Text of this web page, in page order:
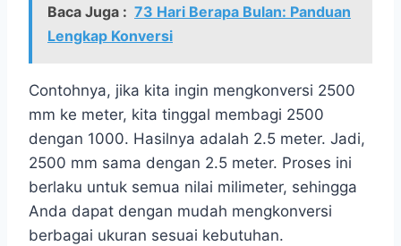
Baca Juga : 73 Hari Berapa Bulan: Panduan
Lengkap Konversi
Contohnya, jika kita ingin mengkonversi 2500
mm ke meter, kita tinggal membagi 2500
dengan 1000. Hasilnya adalah 2.5 meter. Jadi,
2500 mm sama dengan 2.5 meter. Proses ini
berlaku untuk semua nilai milimeter, sehingga
Anda dapat dengan mudah mengkonversi
berbagai ukuran sesuai kebutuhan.